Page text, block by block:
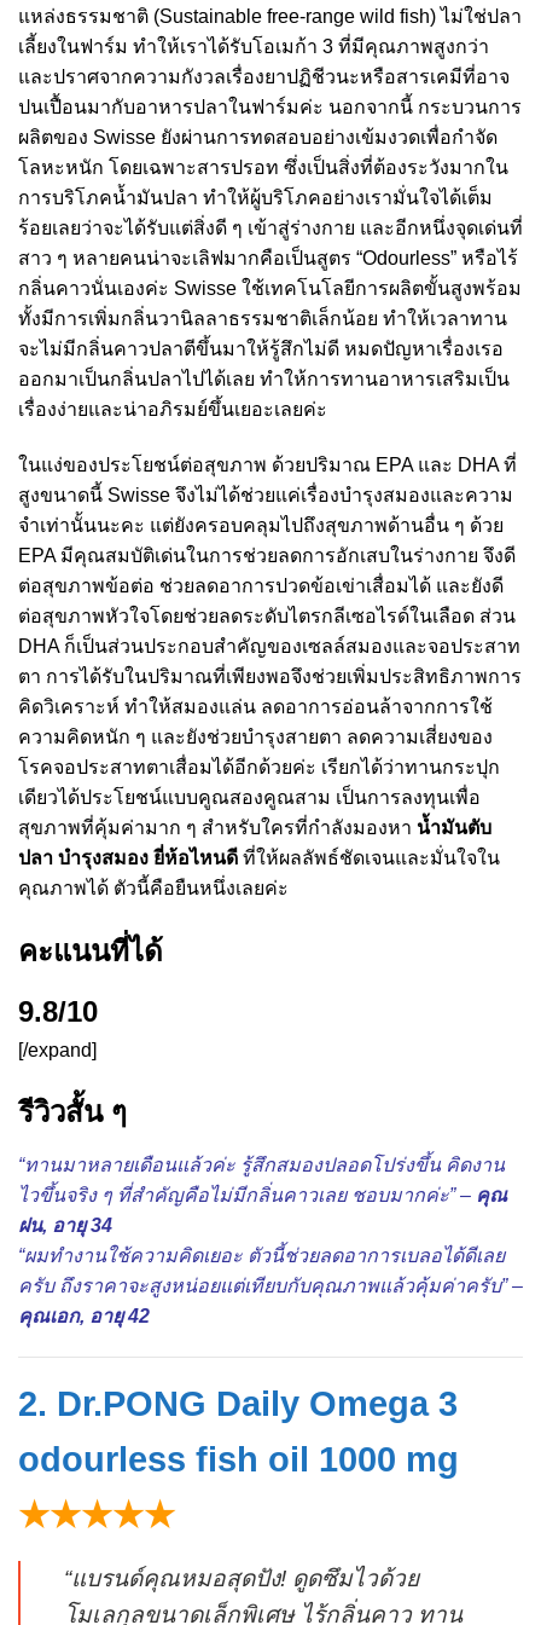
แหล่งธรรมชาติ (Sustainable free-range wild fish) ไม่ใช่ปลา
เลี้ยงในฟาร์ม ทำให้เราได้รับโอเมก้า 3 ที่มีคุณภาพสูงกว่า
และปราศจากความกังวลเรื่องยาปฏิชีวนะหรือสารเคมีที่อาจ
ปนเปื้อนมากับอาหารปลาในฟาร์มค่ะ นอกจากนี้ กระบวนการ
ผลิตของ Swisse ยังผ่านการทดสอบอย่างเข้มงวดเพื่อกำจัด
โลหะหนัก โดยเฉพาะสารปรอท ซึ่งเป็นสิ่งที่ต้องระวังมากใน
การบริโภคน้ำมันปลา ทำให้ผู้บริโภคอย่างเรามั่นใจได้เต็ม
ร้อยเลยว่าจะได้รับแต่สิ่งดี ๆ เข้าสู่ร่างกาย และอีกหนึ่งจุดเด่นที่
สาว ๆ หลายคนน่าจะเลิฟมากคือเป็นสูตร “Odourless” หรือไร้
กลิ่นคาวนั่นเองค่ะ Swisse ใช้เทคโนโลยีการผลิตขั้นสูงพร้อม
ทั้งมีการเพิ่มกลิ่นวานิลลาธรรมชาติเล็กน้อย ทำให้เวลาทาน
จะไม่มีกลิ่นคาวปลาตีขึ้นมาให้รู้สึกไม่ดี หมดปัญหาเรื่องเรอ
ออกมาเป็นกลิ่นปลาไปได้เลย ทำให้การทานอาหารเสริมเป็น
เรื่องง่ายและน่าอภิรมย์ขึ้นเยอะเลยค่ะ
ในแง่ของประโยชน์ต่อสุขภาพ ด้วยปริมาณ EPA และ DHA ที่
สูงขนาดนี้ Swisse จึงไม่ได้ช่วยแค่เรื่องบำรุงสมองและความ
จำเท่านั้นนะคะ แต่ยังครอบคลุมไปถึงสุขภาพด้านอื่น ๆ ด้วย
EPA มีคุณสมบัติเด่นในการช่วยลดการอักเสบในร่างกาย จึงดี
ต่อสุขภาพข้อต่อ ช่วยลดอาการปวดข้อเข่าเสื่อมได้ และยังดี
ต่อสุขภาพหัวใจโดยช่วยลดระดับไตรกลีเซอไรด์ในเลือด ส่วน
DHA ก็เป็นส่วนประกอบสำคัญของเซลล์สมองและจอประสาท
ตา การได้รับในปริมาณที่เพียงพอจึงช่วยเพิ่มประสิทธิภาพการ
คิดวิเคราะห์ ทำให้สมองแล่น ลดอาการอ่อนล้าจากการใช้
ความคิดหนัก ๆ และยังช่วยบำรุงสายตา ลดความเสี่ยงของ
โรคจอประสาทตาเสื่อมได้อีกด้วยค่ะ เรียกได้ว่าทานกระปุก
เดียวได้ประโยชน์แบบคูณสองคูณสาม เป็นการลงทุนเพื่อ
สุขภาพที่คุ้มค่ามาก ๆ สำหรับใครที่กำลังมองหา น้ำมันตับ
ปลา บํารุงสมอง ยี่ห้อไหนดี ที่ให้ผลลัพธ์ชัดเจนและมั่นใจใน
คุณภาพได้ ตัวนี้คือยืนหนึ่งเลยค่ะ
คะแนนที่ได้
9.8/10
[/expand]
รีวิวสั้น ๆ
“ทานมาหลายเดือนแล้วค่ะ รู้สึกสมองปลอดโปร่งขึ้น คิดงาน
ไวขึ้นจริง ๆ ที่สำคัญคือไม่มีกลิ่นคาวเลย ชอบมากค่ะ” – คุณ
ฝน, อายุ 34
“ผมทำงานใช้ความคิดเยอะ ตัวนี้ช่วยลดอาการเบลอได้ดีเลย
ครับ ถึงราคาจะสูงหน่อยแต่เทียบกับคุณภาพแล้วคุ้มค่าครับ” –
คุณเอก, อายุ 42
2. Dr.PONG Daily Omega 3
odourless fish oil 1000 mg
★★★★★
“แบรนด์คุณหมอสุดปัง! ดูดซึมไวด้วย
โมเลกุลขนาดเล็กพิเศษ ไร้กลิ่นคาว ทาน